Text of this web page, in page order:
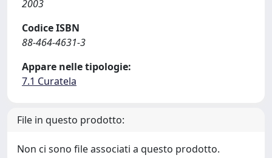
2003
Codice ISBN
88-464-4631-3
Appare nelle tipologie:
7.1 Curatela
File in questo prodotto:
Non ci sono file associati a questo prodotto.